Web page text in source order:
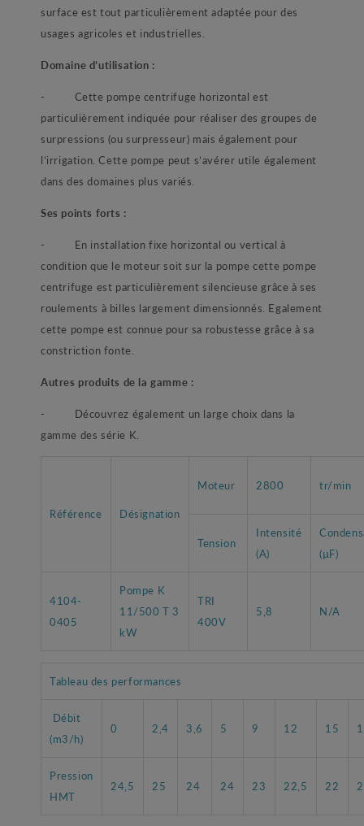
surface est tout particulièrement adaptée pour des
usages agricoles et industrielles.
Domaine d’utilisation :
- Cette pompe centrifuge horizontal est
particulièrement indiquée pour réaliser des groupes de
surpressions (ou surpresseur) mais également pour
l’irrigation. Cette pompe peut s’avérer utile également
dans des domaines plus variés.
Ses points forts :
- En installation fixe horizontal ou vertical à
condition que le moteur soit sur la pompe cette pompe
centrifuge est particulièrement silencieuse grâce à ses
roulements à billes largement dimensionnés. Egalement
cette pompe est connue pour sa robustesse grâce à sa
constriction fonte.
Autres produits de la gamme :
- Découvrez également un large choix dans la
gamme des série K.
Référence Désignation
Moteur 2800 tr/min
Tension
Intensité
(A)
(µF)
4104-
0405
Pompe K
11/500 T 3
kW
TRI
400V
5,8 N/A
Tableau des performances
Débit
(m3/h)
0 2,4 3,6 5 9 12 15
Pression
HMT
24,5 25 24 24 23 22,5 22